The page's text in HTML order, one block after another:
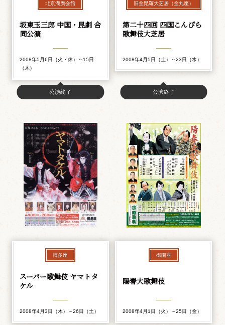
北京湖廣会館
坂東玉三郎 中国・昆劇 合
同公演
2008年5月6日（火・休）～15日
（木）
公演終了
旧金毘羅大芝居（金丸座）
第二十四回 四国こんぴら
歌舞伎大芝居
2008年4月5日（土）～23日（水）
公演終了
博多座
スーパー歌舞伎 ヤマトタ
ケル
2008年4月3日（木）～26日（土）
御園座
陽春大歌舞伎
2008年4月1日（火）～25日（金）